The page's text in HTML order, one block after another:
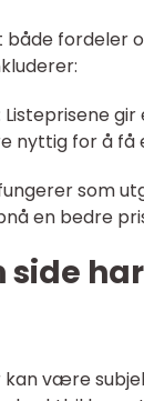
fordeler
Listeprisene
nyttig for å
som
en bedre
side
kan være